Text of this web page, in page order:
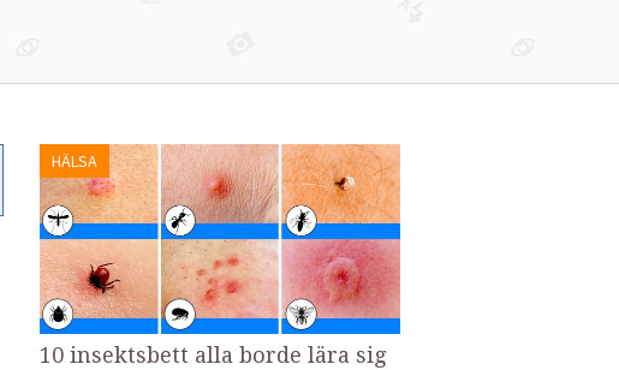
HÄLSA
10 insektsbett alla borde lära sig